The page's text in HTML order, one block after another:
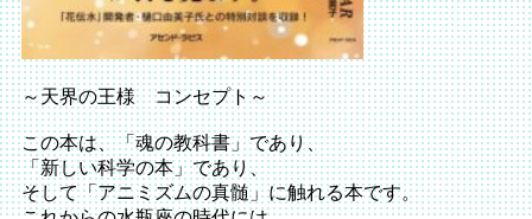
～天界の王様 コンセプト～
この本は、「魂の教科書」であり、
「新しい科学の本」であり、
そして「アニミズムの真髄」に触れる本です。